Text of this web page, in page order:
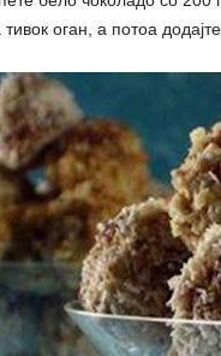
оган, а потоа